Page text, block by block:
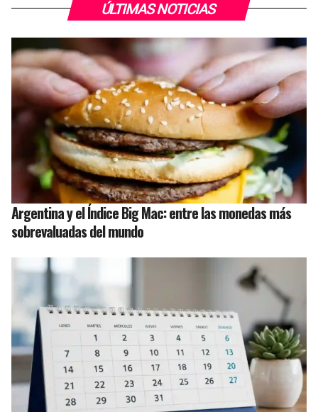
ÚLTIMAS NOTICIAS
Argentina y el Índice Big Mac: entre las monedas más
sobrevaluadas del mundo